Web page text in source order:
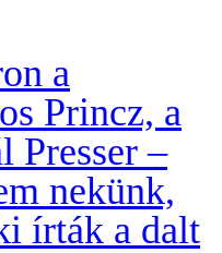
a
Princz, a
Presser –
nekünk,
írták a dalt